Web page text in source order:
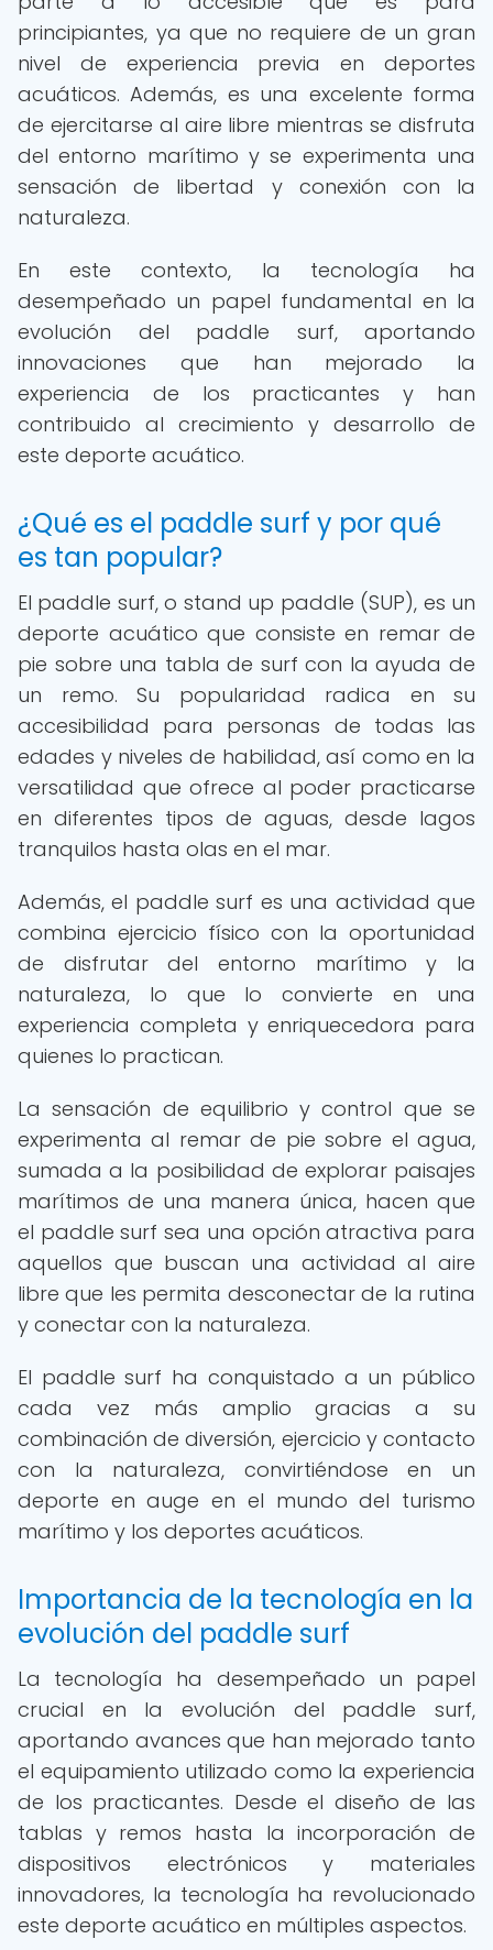
principiantes, ya que no requiere de un gran
nivel de experiencia previa en deportes
acuáticos. Además, es una excelente forma
de ejercitarse al aire libre mientras se disfruta
del entorno marítimo y se experimenta una
sensación de libertad y conexión con la
naturaleza.
En este contexto, la tecnología ha
desempeñado un papel fundamental en la
evolución del paddle surf, aportando
innovaciones que han mejorado la
experiencia de los practicantes y han
contribuido al crecimiento y desarrollo de
este deporte acuático.
¿Qué es el paddle surf y por qué
es tan popular?
El paddle surf, o stand up paddle (SUP), es un
deporte acuático que consiste en remar de
pie sobre una tabla de surf con la ayuda de
un remo. Su popularidad radica en su
accesibilidad para personas de todas las
edades y niveles de habilidad, así como en la
versatilidad que ofrece al poder practicarse
en diferentes tipos de aguas, desde lagos
tranquilos hasta olas en el mar.
Además, el paddle surf es una actividad que
combina ejercicio físico con la oportunidad
de disfrutar del entorno marítimo y la
naturaleza, lo que lo convierte en una
experiencia completa y enriquecedora para
quienes lo practican.
La sensación de equilibrio y control que se
experimenta al remar de pie sobre el agua,
sumada a la posibilidad de explorar paisajes
marítimos de una manera única, hacen que
el paddle surf sea una opción atractiva para
aquellos que buscan una actividad al aire
libre que les permita desconectar de la rutina
y conectar con la naturaleza.
El paddle surf ha conquistado a un público
cada vez más amplio gracias a su
combinación de diversión, ejercicio y contacto
con la naturaleza, convirtiéndose en un
deporte en auge en el mundo del turismo
marítimo y los deportes acuáticos.
Importancia de la tecnología en la
evolución del paddle surf
La tecnología ha desempeñado un papel
crucial en la evolución del paddle surf,
aportando avances que han mejorado tanto
el equipamiento utilizado como la experiencia
de los practicantes. Desde el diseño de las
tablas y remos hasta la incorporación de
dispositivos electrónicos y materiales
innovadores, la tecnología ha revolucionado
este deporte acuático en múltiples aspectos.